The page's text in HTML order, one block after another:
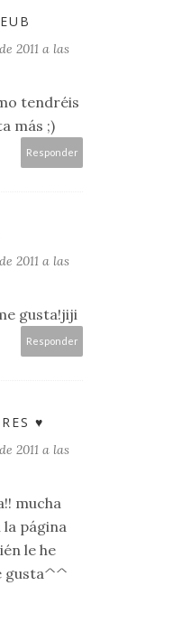
2011 a las
tendréis
más ;)
Responder
2011 a las
gusta!jiji
Responder
♥
2011 a las
mucha
página
le he
gusta^^